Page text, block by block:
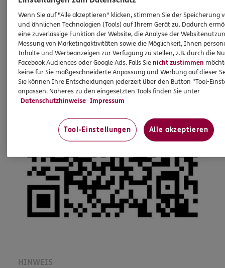
HINWEIS
Wenn Sie auf "Alle akzeptieren" klicken, stimmen Sie der Speicherung
und ähnlichen Technologien (Tools) auf Ihrem Gerät zu. Dadurch
eine zuverlässige Funktion der Website, die Analyse der
Messung von Marketingaktivitäten sowie die Möglichkeit, Ihnen
Inhalte und Werbeanzeigen zur Verfügung zu stellen, z.B. durch die
Facebook Audiences oder Google Ads. Falls Sienicht zustimmen
keine für Sie maßgeschneiderte Anpassung und Werbung auf dieser
Sie können Ihre Entscheidungen jederzeit über den Button "Tool-
anpassen. Näheres zu den eingesetzten Tools finden Sie unter
Datenschutzhinweise Impressum
Tool-Einstellungen Alle akzeptieren